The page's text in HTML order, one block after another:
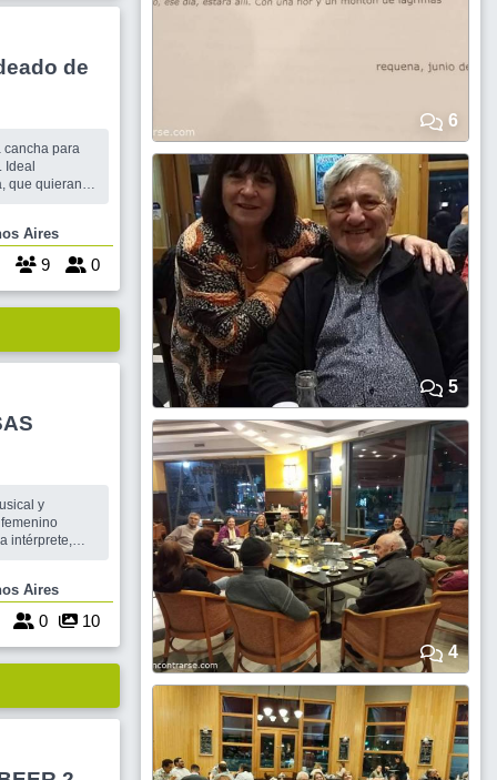
de
Ideal
que quieran
rodeadas de
Aires
9 0
y
intérprete,
las
estos
Aires
0 10
6
5
4